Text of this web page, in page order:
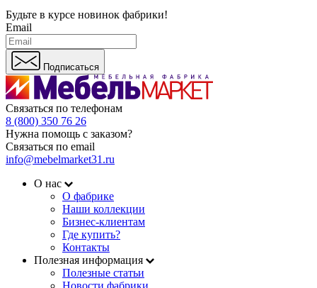
Будьте в курсе новинок фабрики!
Email
Подписаться
Связаться по телефонам
8 (800) 350 76 26
Нужна помощь с заказом?
Связаться по email
info@mebelmarket31.ru
О нас
О фабрике
Наши коллекции
Бизнес-клиентам
Где купить?
Контакты
Полезная информация
Полезные статьи